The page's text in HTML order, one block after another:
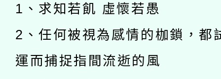
1、求知若飢 虛懷若愚
2、任何被視為感情的枷鎖，都
運而捕捉指間流逝的風